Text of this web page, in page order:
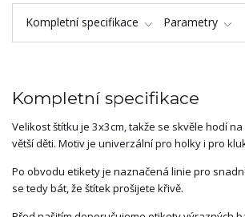
Kompletní specifikace Parametry
Kompletní specifikace
Velikost štítku je 3x3cm, takže se skvěle hodí
větší děti. Motiv je univerzální pro holky i pro
Po obvodu etikety je naznačená linie pro
se tedy bát, že štítek prošijete křivě.